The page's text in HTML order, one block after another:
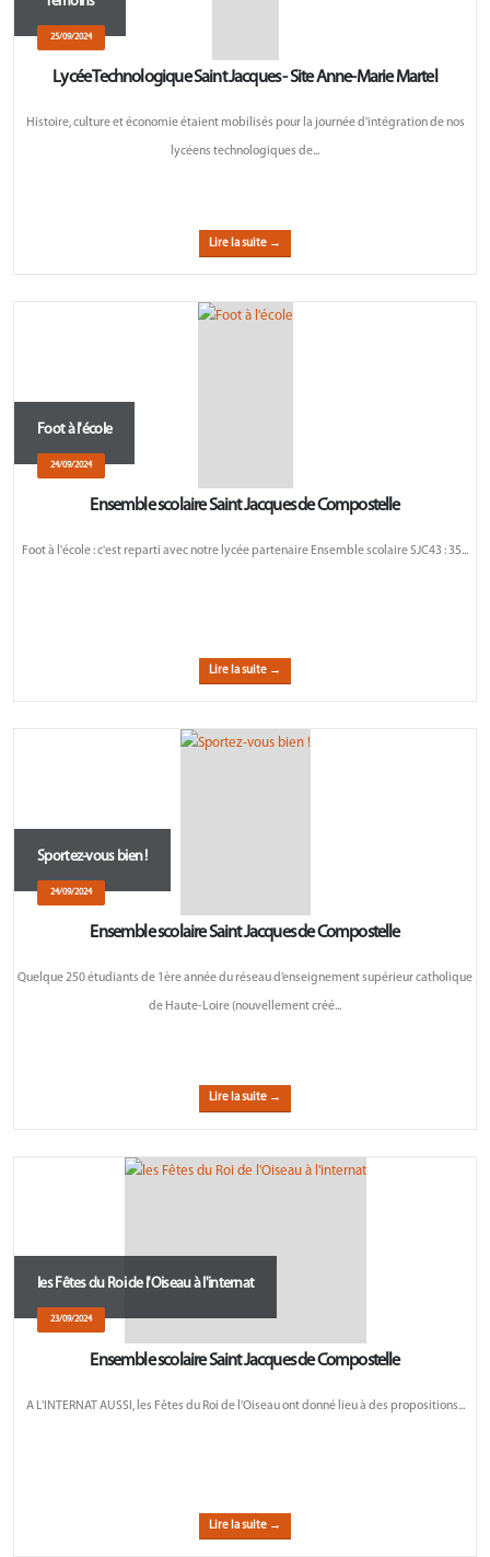
25/09/2024
Lycée Technologique Saint Jacques - Site Anne-Marie Martel
Histoire, culture et économie étaient mobilisés pour la journée d'intégration de nos
lycéens technologiques de...
Lire la suite →
Foot à l'école
24/09/2024
Ensemble scolaire Saint Jacques de Compostelle
Foot à l'école : c'est reparti avec notre lycée partenaire Ensemble scolaire SJC43 : 35...
Lire la suite →
Sportez-vous bien !
24/09/2024
Ensemble scolaire Saint Jacques de Compostelle
Quelque 250 étudiants de 1ère année du réseau d’enseignement supérieur catholique
de Haute-Loire (nouvellement créé...
Lire la suite →
les Fêtes du Roi de l'Oiseau à l'internat
23/09/2024
Ensemble scolaire Saint Jacques de Compostelle
A L'INTERNAT AUSSI, les Fêtes du Roi de l'Oiseau ont donné lieu à des propositions...
Lire la suite →